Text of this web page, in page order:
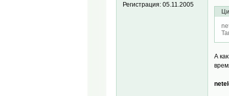
Регистрация:05.11.2005
А